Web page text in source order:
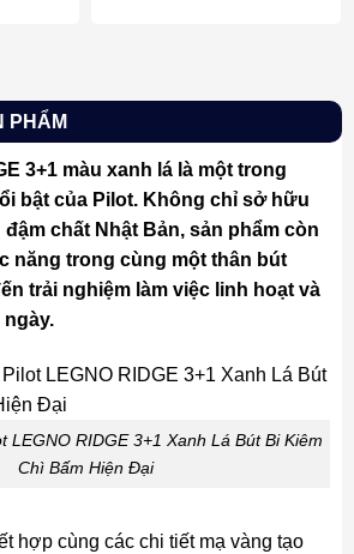
PHẨM
3+1 màu xanh lá là một trong
bật của Pilot. Không chỉ sở hữu
chất Nhật Bản, sản phẩm còn
năng trong cùng một thân bút
trải nghiệm làm việc linh hoạt và
ngày.
LEGNO RIDGE 3+1 Xanh Lá Bút Bi Kiêm
Chì Bấm Hiện Đại
hợp cùng các chi tiết mạ vàng tạo